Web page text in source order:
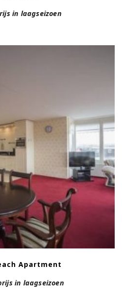
in laagseizoen
Apartment
in laagseizoen